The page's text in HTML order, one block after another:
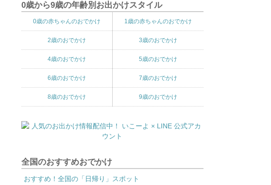
0歳から9歳の年齢別お出かけスタイル
0歳の赤ちゃんのおでかけ 1歳の赤ちゃんのおでかけ
2歳のおでかけ 3歳のおでかけ
4歳のおでかけ 5歳のおでかけ
6歳のおでかけ 7歳のおでかけ
8歳のおでかけ 9歳のおでかけ
全国のおすすめおでかけ
おすすめ！全国の「日帰り」スポット